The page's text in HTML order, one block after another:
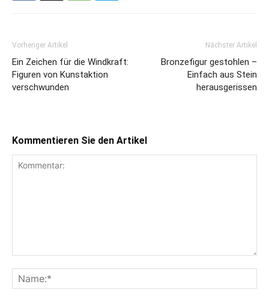
Vorheriger Artikel
Ein Zeichen für die Windkraft:
Figuren von Kunstaktion
verschwunden
Nächster Artikel
Bronzefigur gestohlen –
Einfach aus Stein
herausgerissen
Kommentieren Sie den Artikel